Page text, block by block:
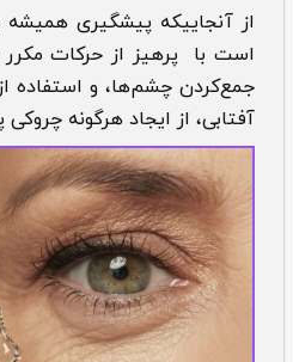
از آن­جایی­که پیشگیری همیشه
است با پرهیز از حرکات مکرر
جمع‌کردن چشم‌ها، و استفاده
آفتابی، از ایجاد هرگونه